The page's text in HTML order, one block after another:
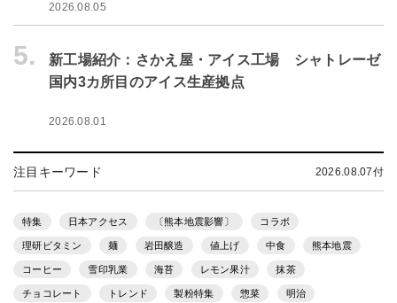
2026.08.05
5.
新工場紹介：さかえ屋・アイス工場 シャトレーゼ
国内3カ所目のアイス生産拠点
2026.08.01
注目キーワード 2026.08.07付
特集 日本アクセス 〔熊本地震影響〕 コラボ
理研ビタミン 麺 岩田醸造 値上げ 中食 熊本地震
コーヒー 雪印乳業 海苔 レモン果汁 抹茶
チョコレート トレンド 製粉特集 惣菜 明治